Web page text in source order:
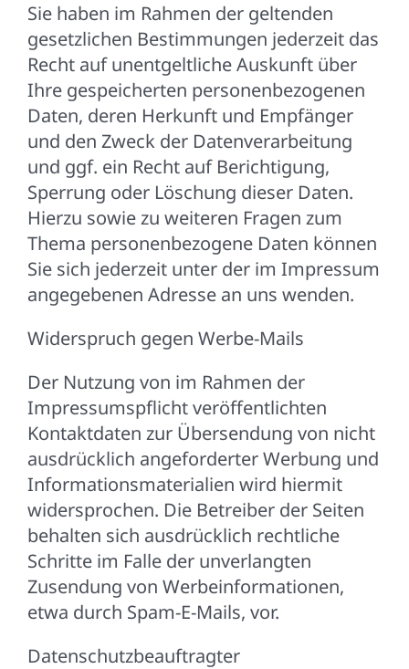
Sie haben im Rahmen der geltenden
gesetzlichen Bestimmungen jederzeit das
Recht auf unentgeltliche Auskunft über
Ihre gespeicherten personenbezogenen
Daten, deren Herkunft und Empfänger
und den Zweck der Datenverarbeitung
und ggf. ein Recht auf Berichtigung,
Sperrung oder Löschung dieser Daten.
Hierzu sowie zu weiteren Fragen zum
Thema personenbezogene Daten können
Sie sich jederzeit unter der im Impressum
angegebenen Adresse an uns wenden.
Widerspruch gegen Werbe-Mails
Der Nutzung von im Rahmen der
Impressumspflicht veröffentlichten
Kontaktdaten zur Übersendung von nicht
ausdrücklich angeforderter Werbung und
Informationsmaterialien wird hiermit
widersprochen. Die Betreiber der Seiten
behalten sich ausdrücklich rechtliche
Schritte im Falle der unverlangten
Zusendung von Werbeinformationen,
etwa durch Spam-E-Mails, vor.
Datenschutzbeauftragter